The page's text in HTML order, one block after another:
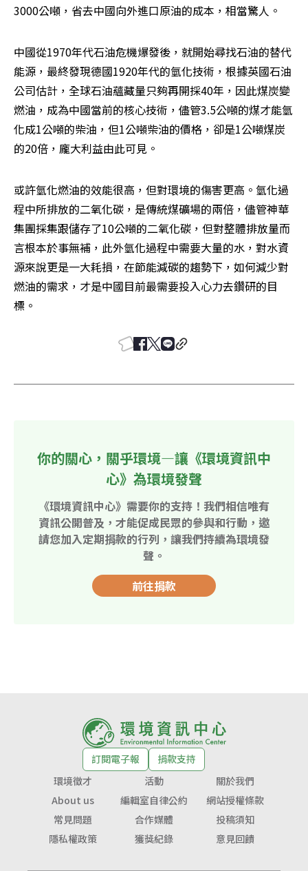
3000公噸，省去中國向外進口原油的成本，相當驚人。
中國從1970年代石油危機爆發後，就開始尋找石油的替代
能源，最終發現德國1920年代的氫化技術，根據英國石油
公司估計，全球石油蘊藏量只夠再開採40年，因此煤炭變
燃油，成為中國當前的核心技術，儘管3.5公噸的煤才能氫
化成1公噸的柴油，但1公噸柴油的價格，卻是1公噸煤炭
的20倍，龐大利益由此可見。
或許氫化燃油的效能很高，但對環境的傷害更高。氫化過
程中所排放的二氧化碳，是傳統煤礦場的兩倍，儘管神華
集團採集跟儲存了10公噸的二氧化碳，但對整體排放量而
言根本於事無補，此外氫化過程中需要大量的水，對水資
源來說更是一大耗損，在節能減碳的趨勢下，如何減少對
燃油的需求，才是中國目前最需要投入心力去鑽研的目
標。
你的關心，關乎環境—讓《環境資訊中
心》為環境發聲
《環境資訊中心》需要你的支持！我們相信唯有
資訊公開普及，才能促成民眾的參與和行動，邀
請您加入定期捐款的行列，讓我們持續為環境發
聲。
前往捐款
訂閱電子報
捐款支持
環境徵才
活動
關於我們
About us
編輯室自律公約
網站授權條款
常見問題
合作媒體
投稿須知
隱私權政策
獲獎紀錄 意見回饋